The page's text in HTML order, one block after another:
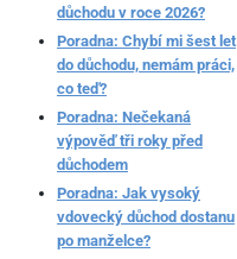
důchodu v roce 2026?
Poradna: Chybí mi šest let
do důchodu, nemám práci,
co teď?
Poradna: Nečekaná
výpověď tři roky před
důchodem
Poradna: Jak vysoký
vdovecký důchod dostanu
po manželce?